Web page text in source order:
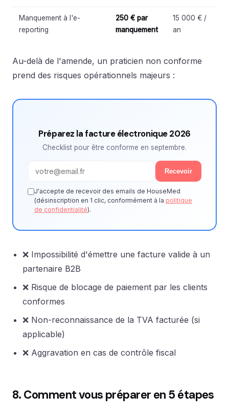
Manquement à l'e-
reporting
250 € par
manquement
15 000 € /
an
Au-delà de l'amende, un praticien non conforme
prend des risques opérationnels majeurs :
Préparez la facture électronique 2026
Checklist pour être conforme en septembre.
Recevoir
J'accepte de recevoir des emails de HouseMed
(désinscription en 1 clic, conformément à la politique
de confidentialité).
❌ Impossibilité d'émettre une facture valide à un
partenaire B2B
❌ Risque de blocage de paiement par les clients
conformes
❌ Non-reconnaissance de la TVA facturée (si
applicable)
❌ Aggravation en cas de contrôle fiscal
8. Comment vous préparer en 5 étapes